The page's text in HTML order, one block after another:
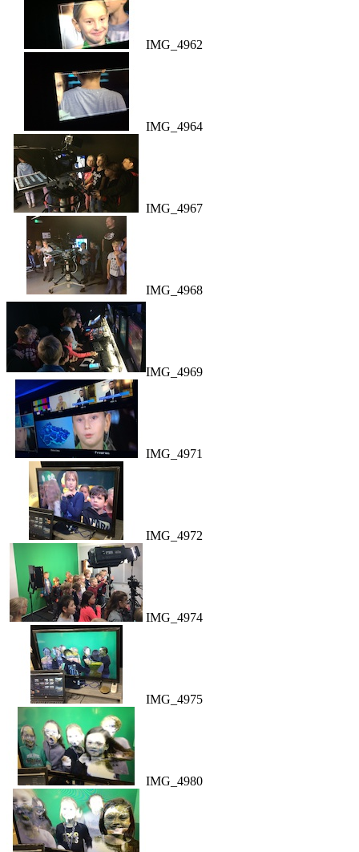
IMG_4962
IMG_4964
IMG_4967
IMG_4968
IMG_4969
IMG_4971
IMG_4972
IMG_4974
IMG_4975
IMG_4980